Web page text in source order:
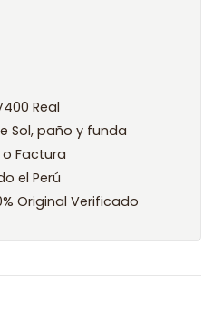
Real
Sol, paño y funda
Factura
el Perú
Original Verificado